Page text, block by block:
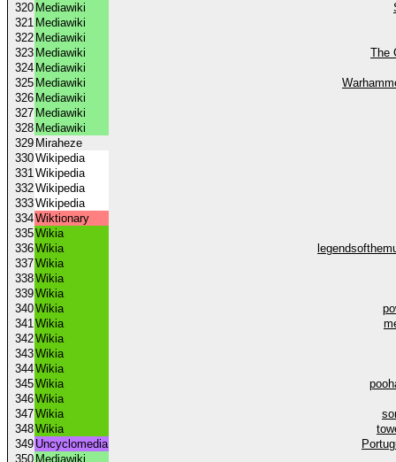
320 Mediawiki
321 Mediawiki
322 Mediawiki
323 Mediawiki
The
324 Mediawiki
325 Mediawiki
326 Mediawiki
327 Mediawiki
328 Mediawiki
329 Miraheze
330Wikipedia
331Wikipedia
332Wikipedia
333Wikipedia
334Wiktionary
335Wikia
336Wikia
337Wikia
338Wikia
339Wikia
340Wikia
341Wikia
342Wikia
343Wikia
344Wikia
345Wikia
346Wikia
347Wikia
348Wikia
349 Uncyclomedia
350 Mediawiki